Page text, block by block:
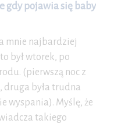
gdy pojawia się baby
mnie najbardziej
był wtorek, po
(pierwszą noc z
druga była trudna
wyspania). Myślę, że
takiego